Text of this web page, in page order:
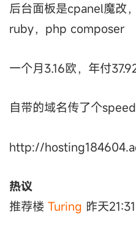
后台面板是cpanel魔改
ruby，php composer
一个月3.16欧，年付
自带的域名传了个
http://
热议
推荐楼 Turing 昨天21:31